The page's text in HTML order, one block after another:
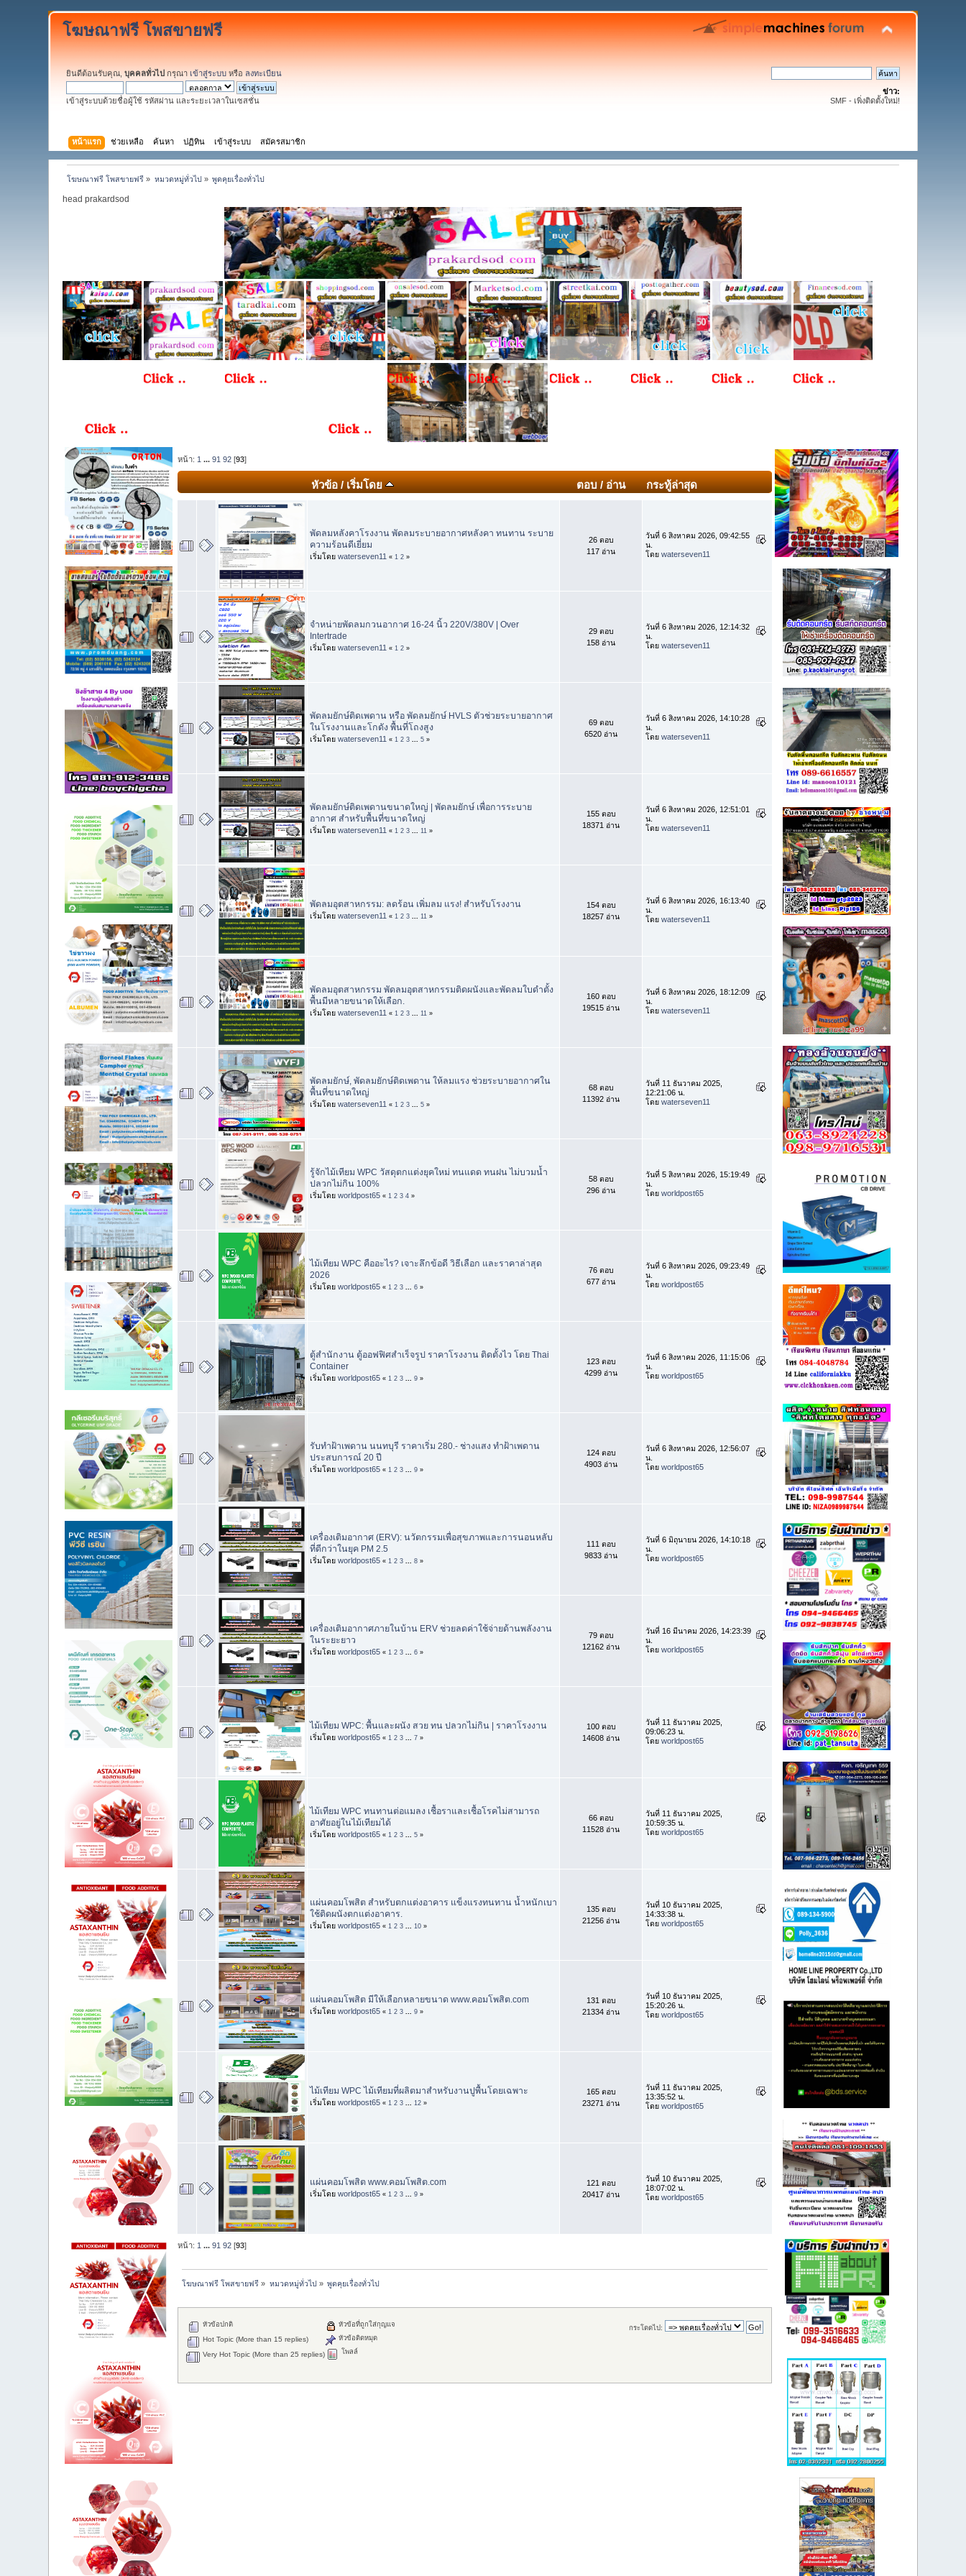
โฆษณาฟรี โพสขายฟรี
ยินดีต้อนรับคุณ,บุคคลทั่วไป กรุณา เข้าสู่ระบบ หรือ ลงทะเบียน
เข้าสู่ระบบด้วยชื่อผู้ใช้ รหัสผ่าน และระยะเวลาในเซสชั่น
ข่าว:
SMF - เพิ่งติดตั้งใหม่!
หน้าแรก ช่วยเหลือ ค้นหา ปฏิทิน เข้าสู่ระบบ สมัครสมาชิก
โฆษณาฟรี โพสขายฟรี » หมวดหมู่ทั่วไป» พูดคุยเรื่องทั่วไป
head prakardsod
หน้า: 1 ...91 92 [93]
หัวข้อ/เริ่มโดย ตอบ/อ่าน กระทู้ล่าสุด
พัดลมหลังคาโรงงาน พัดลมระบายอากาศหลังคา ทนทาน ระบาย
ความร้อนดีเยี่ยม
เริ่มโดยwaterseven11 «1 2 »
26 ตอบ
117 อ่าน
วันที่ 6 สิงหาคม 2026, 09:42:55
น.
โดยwaterseven11
จำหน่ายพัดลมกวนอากาศ 16-24 นิ้ว 220V/380V | Over
Intertrade
เริ่มโดยwaterseven11 «1 2 »
29 ตอบ
158 อ่าน
วันที่ 6 สิงหาคม 2026, 12:14:32
น.
โดยwaterseven11
พัดลมยักษ์ติดเพดาน หรือ พัดลมยักษ์ HVLS ตัวช่วยระบายอากาศ
ในโรงงานและโกดัง พื้นที่โถงสูง
เริ่มโดยwaterseven11 «1 2 3 ...5 »
69 ตอบ
6520 อ่าน
วันที่ 6 สิงหาคม 2026, 14:10:28
น.
โดยwaterseven11
พัดลมยักษ์ติดเพดานขนาดใหญ่ | พัดลมยักษ์ เพื่อการระบาย
อากาศ สำหรับพื้นที่ขนาดใหญ่
เริ่มโดยwaterseven11 «1 2 3 ...11 »
155 ตอบ
18371 อ่าน
วันที่ 6 สิงหาคม 2026, 12:51:01
น.
โดยwaterseven11
พัดลมอุตสาหกรรม: ลดร้อน เพิ่มลม แรง! สำหรับโรงงาน
เริ่มโดยwaterseven11 «1 2 3 ...11 »
154 ตอบ
18257 อ่าน
วันที่ 6 สิงหาคม 2026, 16:13:40
น.
โดยwaterseven11
พัดลมอุตสาหกรรม พัดลมอุตสาหกรรมติดผนังและพัดลมใบดำตั้ง
พื้นมีหลายขนาดให้เลือก.
เริ่มโดยwaterseven11 «1 2 3 ...11 »
160 ตอบ
19515 อ่าน
วันที่ 6 สิงหาคม 2026, 18:12:09
น.
โดยwaterseven11
พัดลมยักษ์, พัดลมยักษ์ติดเพดาน ให้ลมแรง ช่วยระบายอากาศใน
พื้นที่ขนาดใหญ่
เริ่มโดยwaterseven11 «1 2 3 ...5 »
68 ตอบ
11392 อ่าน
วันที่ 11 ธันวาคม 2025,
12:21:06 น.
โดยwaterseven11
รู้จักไม้เทียม WPC วัสดุตกแต่งยุคใหม่ ทนแดด ทนฝน ไม่บวมน้ำ
ปลวกไม่กิน 100%
เริ่มโดยworldpost65 «1 2 3 4 »
58 ตอบ
296 อ่าน
วันที่ 5 สิงหาคม 2026, 15:19:49
น.
โดยworldpost65
ไม้เทียม WPC คืออะไร? เจาะลึกข้อดี วิธีเลือก และราคาล่าสุด
2026
เริ่มโดยworldpost65 «1 2 3 ...6 »
76 ตอบ
677 อ่าน
วันที่ 6 สิงหาคม 2026, 09:23:49
น.
โดยworldpost65
ตู้สำนักงาน ตู้ออฟฟิศสำเร็จรูป ราคาโรงงาน ติดตั้งไว โดย Thai
Container
เริ่มโดยworldpost65 «1 2 3 ...9 »
123 ตอบ
4299 อ่าน
วันที่ 6 สิงหาคม 2026, 11:15:06
น.
โดยworldpost65
รับทำฝ้าเพดาน นนทบุรี ราคาเริ่ม 280.- ช่างแสง ทำฝ้าเพดาน
ประสบการณ์ 20 ปี
เริ่มโดยworldpost65 «1 2 3 ...9 »
124 ตอบ
4903 อ่าน
วันที่ 6 สิงหาคม 2026, 12:56:07
น.
โดยworldpost65
เครื่องเติมอากาศ (ERV): นวัตกรรมเพื่อสุขภาพและการนอนหลับ
ที่ดีกว่าในยุค PM 2.5
เริ่มโดยworldpost65 «1 2 3 ...8 »
111 ตอบ
9833 อ่าน
วันที่ 6 มิถุนายน 2026, 14:10:18
น.
โดยworldpost65
เครื่องเติมอากาศภายในบ้าน ERV ช่วยลดค่าใช้จ่ายด้านพลังงาน
ในระยะยาว
เริ่มโดยworldpost65 «1 2 3 ...6 »
79 ตอบ
12162 อ่าน
วันที่ 16 มีนาคม 2026, 14:23:39
น.
โดยworldpost65
ไม้เทียม WPC: พื้นและผนัง สวย ทน ปลวกไม่กิน | ราคาโรงงาน
เริ่มโดยworldpost65 «1 2 3 ...7 »
100 ตอบ
14608 อ่าน
วันที่ 11 ธันวาคม 2025,
09:06:23 น.
โดยworldpost65
ไม้เทียม WPC ทนทานต่อแมลง เชื้อราและเชื้อโรคไม่สามารถ
อาศัยอยู่ในไม้เทียมได้
เริ่มโดยworldpost65 «1 2 3 ...5 »
66 ตอบ
11528 อ่าน
วันที่ 11 ธันวาคม 2025,
10:59:35 น.
โดยworldpost65
แผ่นคอมโพสิต สำหรับตกแต่งอาคาร แข็งแรงทนทาน น้ำหนักเบา
ใช้ติดผนังตกแต่งอาคาร.
เริ่มโดยworldpost65 «1 2 3 ...10 »
135 ตอบ
21256 อ่าน
วันที่ 10 ธันวาคม 2025,
14:33:38 น.
โดยworldpost65
แผ่นคอมโพสิต มีให้เลือกหลายขนาด www.คอมโพสิต.com
เริ่มโดยworldpost65 «1 2 3 ...9 »
131 ตอบ
21334 อ่าน
วันที่ 10 ธันวาคม 2025,
15:20:26 น.
โดยworldpost65
ไม้เทียม WPC ไม้เทียมที่ผลิตมาสำหรับงานปูพื้นโดยเฉพาะ
เริ่มโดยworldpost65 «1 2 3 ...12 »
165 ตอบ
23271 อ่าน
วันที่ 11 ธันวาคม 2025,
13:35:52 น.
โดยworldpost65
แผ่นคอมโพสิต www.คอมโพสิต.com
เริ่มโดยworldpost65 «1 2 3 ...9 »
121 ตอบ
20417 อ่าน
วันที่ 10 ธันวาคม 2025,
18:07:02 น.
โดยworldpost65
หน้า: 1 ...91 92 [93]
โฆษณาฟรี โพสขายฟรี » หมวดหมู่ทั่วไป » พูดคุยเรื่องทั่วไป
กระโดดไป:
หัวข้อปกติ
Hot Topic (More than 15 replies)
Very Hot Topic (More than 25 replies)
หัวข้อที่ถูกใส่กุญแจ
หัวข้อติดหมุด
โพลล์